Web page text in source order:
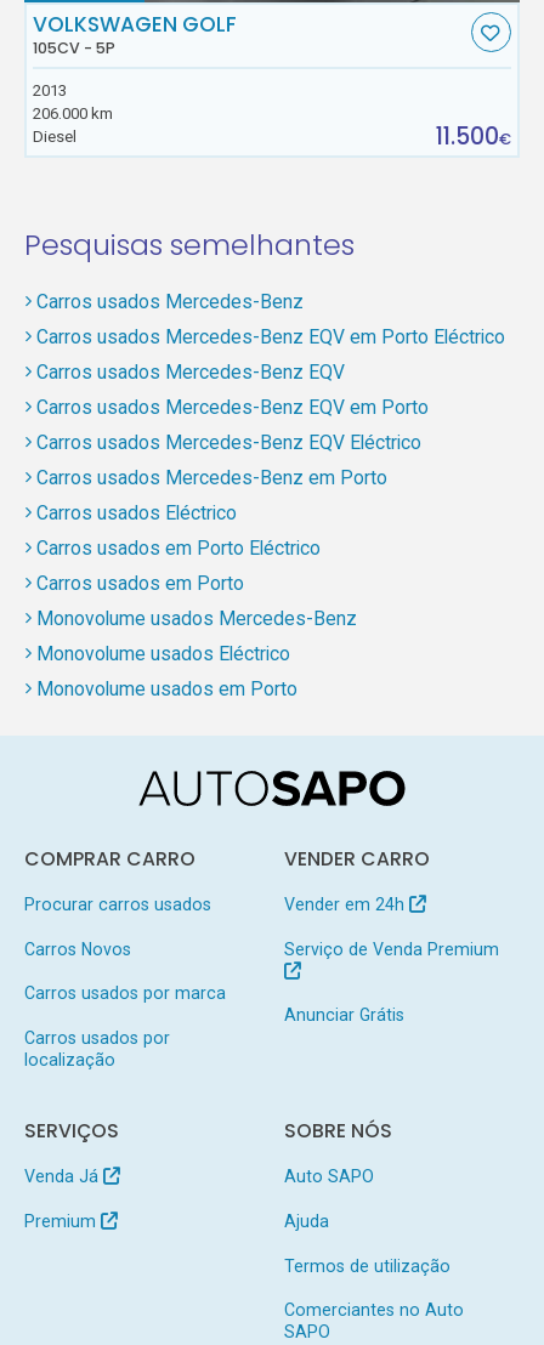
VOLKSWAGEN GOLF
105CV - 5P
2013
206.000 km
Diesel
11.500€
Pesquisas semelhantes
Carros usados Mercedes-Benz
Carros usados Mercedes-Benz EQV em Porto Eléctrico
Carros usados Mercedes-Benz EQV
Carros usados Mercedes-Benz EQV em Porto
Carros usados Mercedes-Benz EQV Eléctrico
Carros usados Mercedes-Benz em Porto
Carros usados Eléctrico
Carros usados em Porto Eléctrico
Carros usados em Porto
Monovolume usados Mercedes-Benz
Monovolume usados Eléctrico
Monovolume usados em Porto
COMPRAR CARRO
Procurar carros usados
Carros Novos
Carros usados por marca
Carros usados por
localização
VENDER CARRO
Vender em 24h
Serviço de Venda Premium
Anunciar Grátis
SERVIÇOS
Venda Já
Premium
SOBRE NÓS
Auto SAPO
Ajuda
Termos de utilização
Comerciantes no Auto
SAPO